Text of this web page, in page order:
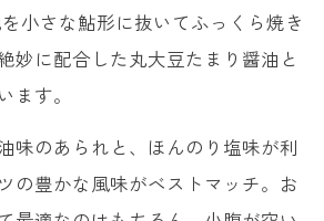
小さな鮎形に抜いてふっくら焼き
妙に配合した丸大豆たまり醤油と
ます。
味のあられと、ほんのり塩味が利
の豊かな風味がベストマッチ。お